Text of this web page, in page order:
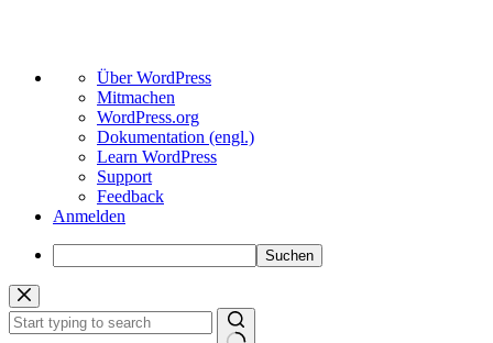
Über
WordPress
Über WordPress
Mitmachen
WordPress.org
Dokumentation (engl.)
Learn WordPress
Support
Feedback
Anmelden
Suchen
Zum
Inhalt
springen